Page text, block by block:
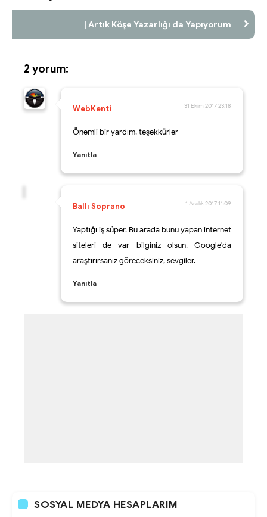
| Artık Köşe Yazarlığı da Yapıyorum
2 yorum:
WebKenti 31 Ekim 2017 23:18
Önemli bir yardım, teşekkürler
Yanıtla
Ballı Soprano 1 Aralık 2017 11:09
Yaptığı iş süper. Bu arada bunu yapan internet
siteleri de var bilginiz olsun, Google'da
araştırırsanız göreceksiniz, sevgiler.
Yanıtla
SOSYAL MEDYA HESAPLARIM